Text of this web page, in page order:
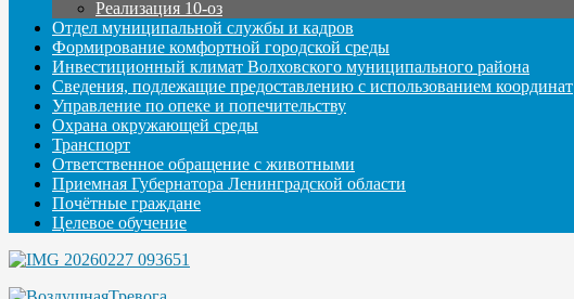
Реализация 10-оз
Отдел муниципальной службы и кадров
Формирование комфортной городской среды
Инвестиционный климат Волховского муниципального района
Сведения, подлежащие предоставлению с использованием координат
Управление по опеке и попечительству
Охрана окружающей среды
Транспорт
Ответственное обращение с животными
Приемная Губернатора Ленинградской области
Почётные граждане
Целевое обучение